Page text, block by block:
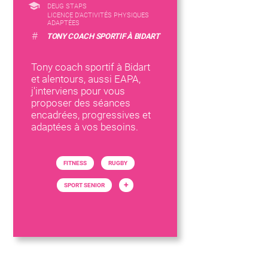
DEUG STAPS
LICENCE D’ACTIVITÉS PHYSIQUES
ADAPTÉES
# TONY COACH SPORTIF À BIDART
Tony coach sportif à Bidart
et alentours, aussi EAPA,
j'interviens pour vous
proposer des séances
encadrées, progressives et
adaptées à vos besoins.
FITNESS RUGBY
SPORT SENIOR +